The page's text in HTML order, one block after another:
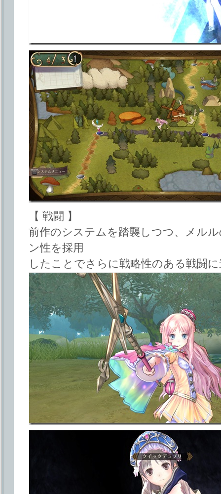
【 戦闘 】
前作のシステムを踏襲しつつ、メル
ン性を採用
したことでさらに戦略性のある戦闘